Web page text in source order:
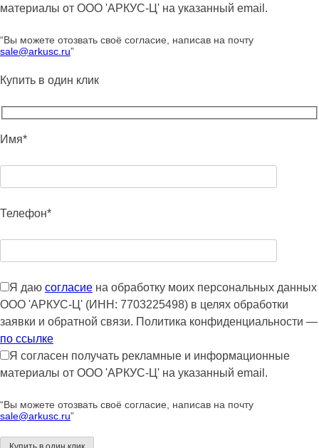
материалы от ООО 'АРКУС-Ц' на указанный email.
“Вы можете отозвать своё согласие, написав на почту
sale@arkusc.ru”
Купить в один клик
Имя*
Телефон*
Я даю согласие на обработку моих персональных данных
ООО 'АРКУС-Ц' (ИНН: 7703225498) в целях обработки
заявки и обратной связи. Политика конфиденциальности —
по ссылке
Я согласен получать рекламные и информационные
материалы от ООО 'АРКУС-Ц' на указанный email.
“Вы можете отозвать своё согласие, написав на почту
sale@arkusc.ru”